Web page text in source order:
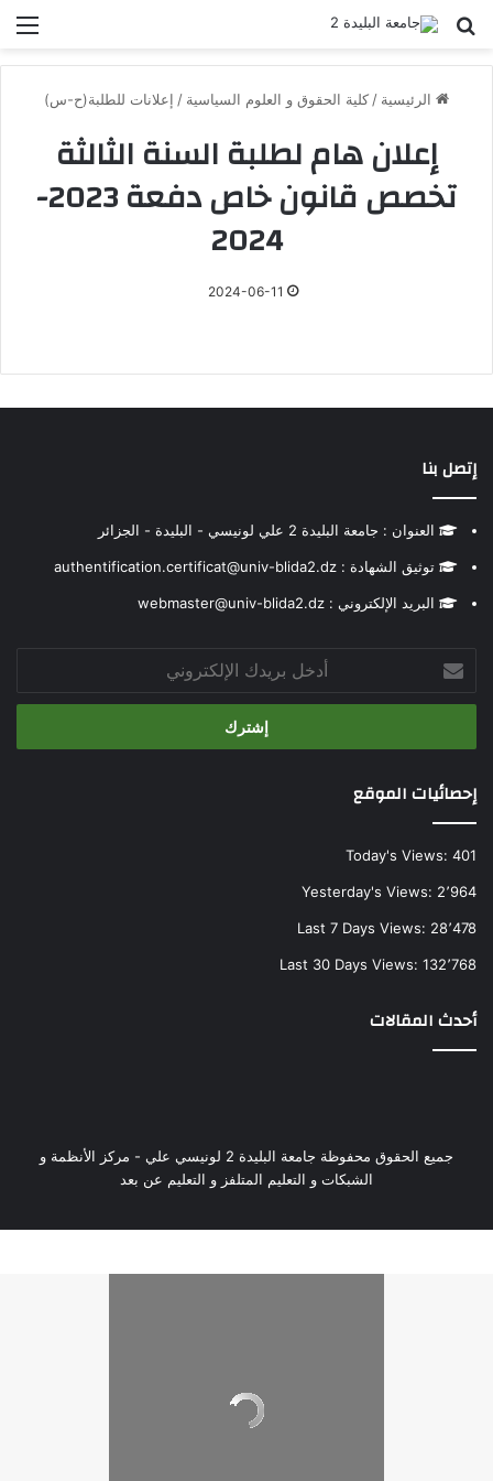
بحث عن
الرئيسية / كلية الحقوق و العلوم السياسية / إعلانات للطلبة(ح-س)
إعلان هام لطلبة السنة الثالثة
تخصص قانون خاص دفعة 2023-
2024
2024-06-11
إتصل بنا
العنوان : جامعة البليدة 2 علي لونيسي - البليدة - الجزائر
توثيق الشهادة : authentification.certificat@univ-blida2.dz
البريد الإلكتروني : webmaster@univ-blida2.dz
بريدك
الإلكتروني
إحصائيات الموقع
Today's Views: 401
Yesterday's Views: 2٬964
Last 7 Days Views: 28٬478
Last 30 Days Views: 132٬768
أحدث المقالات
جميع الحقوق محفوظة جامعة البليدة 2 لونيسي علي - مركز الأنظمة و
الشبكات و التعليم المتلفز و التعليم عن بعد